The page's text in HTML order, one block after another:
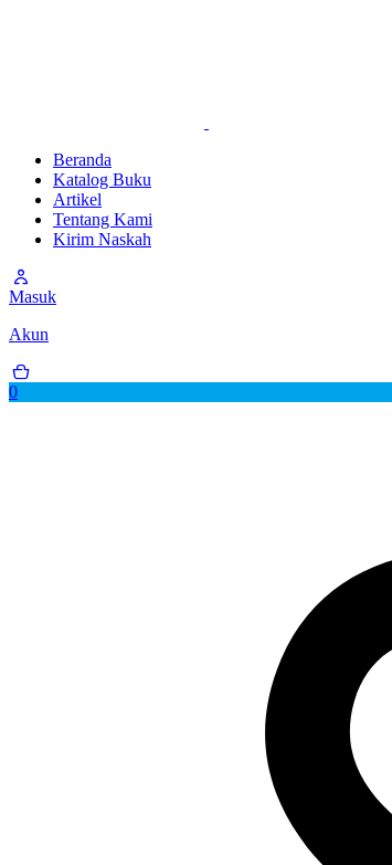
Beranda
Katalog Buku
Artikel
Tentang Kami
Kirim Naskah
Masuk
Akun
0